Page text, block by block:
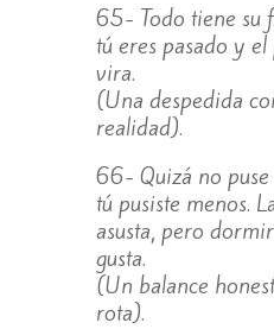
65- Todo tiene su
tú eres pasado y
vira.
(Una despedida
realidad).
66- Quizá no
tú pusiste menos.
asusta, pero
gusta.
(Un balance
rota).